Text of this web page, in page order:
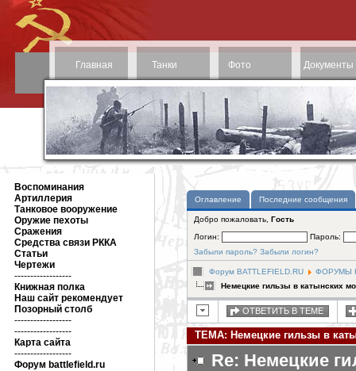
Главная Танки Фото Документы
Воспоминания
Артиллерия
Танковое вооружение
Оружие пехоты
Сражения
Средства связи РККА
Статьи
Чертежи
------------------
Книжная полка
Наш сайт рекомендует
Позорный столб
------------------
------------------
Карта сайта
------------------
Форум battlefield.ru
Оглавление Последние сообщения
Добро пожаловать, Гость
Логин:
Пароль:
Забыли пароль? Забыли логин?
Форум BATTLEFIELD.RU
ФОРУМЫ
Немецкие гильзы в катынских
ОТВЕТИТЬ В ТЕМЕ
ТЕМА: Немецкие гильзы в
Re: Немецкие